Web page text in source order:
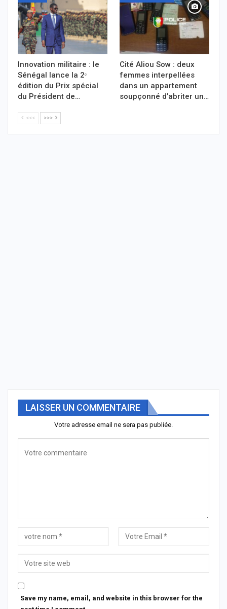
Innovation militaire : le
Sénégal lance la 2ᵉ
édition du Prix spécial
du Président de…
Cité Aliou Sow : deux
femmes interpellées
dans un appartement
soupçonné d’abriter un…
<<< >>>
LAISSER UN COMMENTAIRE
Votre adresse email ne sera pas publiée.
Save my name, email, and website in this browser for the